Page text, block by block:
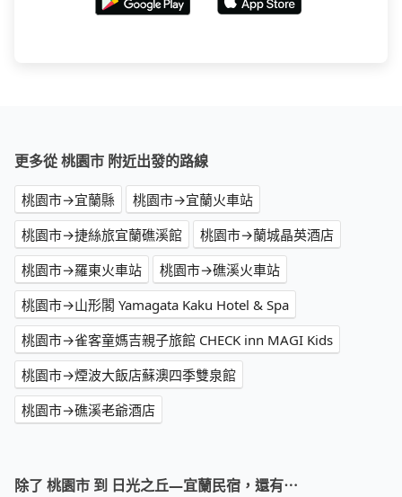
更多從 桃園市 附近出發的路線
桃園市→宜蘭縣
桃園市→宜蘭火車站
桃園市→捷絲旅宜蘭礁溪館
桃園市→蘭城晶英酒店
桃園市→羅東火車站
桃園市→礁溪火車站
桃園市→山形閣 Yamagata Kaku Hotel & Spa
桃園市→雀客童媽吉親子旅館 CHECK inn MAGI Kids
桃園市→煙波大飯店蘇澳四季雙泉館
桃園市→礁溪老爺酒店
除了 桃園市 到 日光之丘—宜蘭民宿，還有⋯